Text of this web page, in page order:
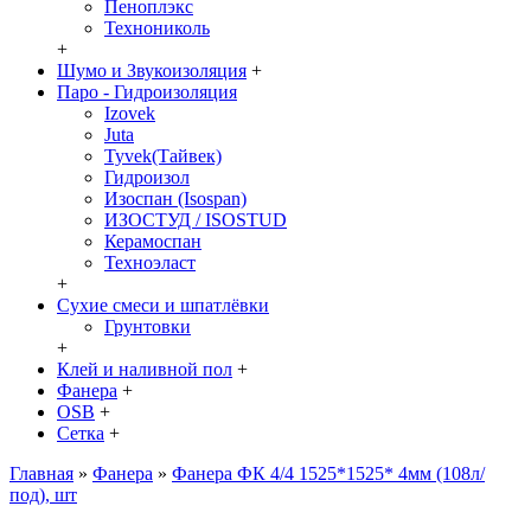
Пеноплэкс
Технониколь
+
Шумо и Звукоизоляция +
Паро - Гидроизоляция
Izovek
Juta
Tyvek(Тайвек)
Гидроизол
Изоспан (Isospan)
ИЗОСТУД / ISOSTUD
Керамоспан
Техноэласт
+
Сухие смеси и шпатлёвки
Грунтовки
+
Клей и наливной пол +
Фанера +
OSB +
Сетка +
Главная » Фанера » Фанера ФК 4/4 1525*1525* 4мм (108л/
под), шт